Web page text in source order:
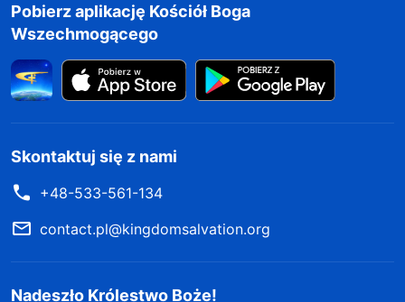
Pobierz aplikację Kościół Boga
Wszechmogącego
Skontaktuj się z nami
+48-533-561-134
contact.pl@kingdomsalvation.org
Nadeszło Królestwo Boże!